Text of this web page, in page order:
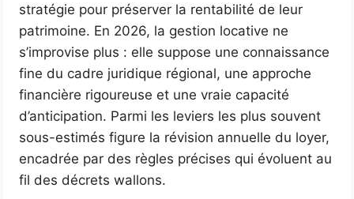
stratégie pour préserver la rentabilité de leur
patrimoine. En 2026, la gestion locative ne
s’improvise plus : elle suppose une connaissance
fine du cadre juridique régional, une approche
financière rigoureuse et une vraie capacité
d’anticipation. Parmi les leviers les plus souvent
sous-estimés figure la révision annuelle du loyer,
encadrée par des règles précises qui évoluent au
fil des décrets wallons.